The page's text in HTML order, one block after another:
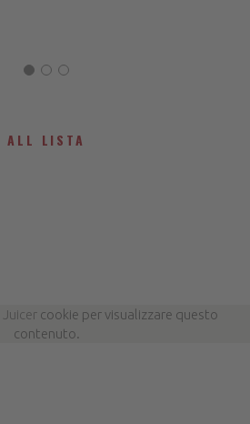
ALL LISTA
Juicer cookie per visualizzare questo
contenuto.